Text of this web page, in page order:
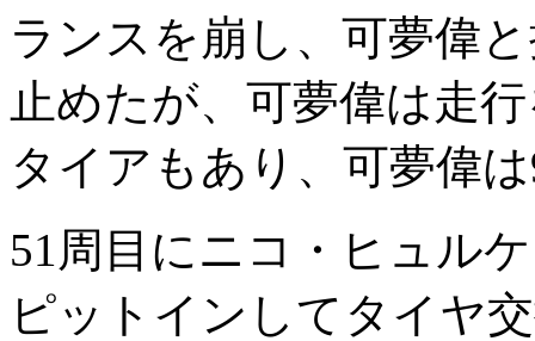
ランスを崩し、可夢偉
止めたが、可夢偉は走
タイアもあり、可夢偉
51周目にニコ・ヒュル
ピットインしてタイヤ